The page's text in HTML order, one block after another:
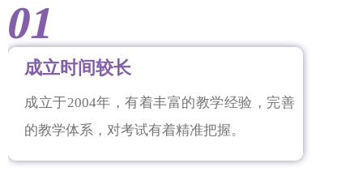
01
成立时间较长
成立于2004年，有着丰富的教学经验，完善
的教学体系，对考试有着精准把握。